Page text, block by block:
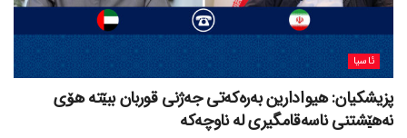
ئاسیا
پزیشکیان: هیوادارین بەرەکەتی جەژنی قوربان ببێتە هۆی
نەهێشتنی ناسەقامگیری لە ناوچەکە